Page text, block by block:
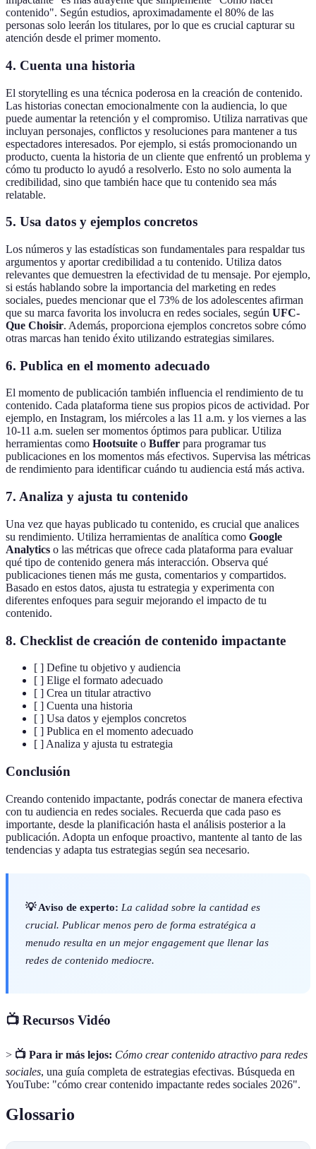
contenido". Según estudios, aproximadamente el 80% de las
personas solo leerán los titulares, por lo que es crucial capturar su
atención desde el primer momento.
4. Cuenta una historia
El storytelling es una técnica poderosa en la creación de contenido.
Las historias conectan emocionalmente con la audiencia, lo que
puede aumentar la retención y el compromiso. Utiliza narrativas que
incluyan personajes, conflictos y resoluciones para mantener a tus
espectadores interesados. Por ejemplo, si estás promocionando un
producto, cuenta la historia de un cliente que enfrentó un problema y
cómo tu producto lo ayudó a resolverlo. Esto no solo aumenta la
credibilidad, sino que también hace que tu contenido sea más
relatable.
5. Usa datos y ejemplos concretos
Los números y las estadísticas son fundamentales para respaldar tus
argumentos y aportar credibilidad a tu contenido. Utiliza datos
relevantes que demuestren la efectividad de tu mensaje. Por ejemplo,
si estás hablando sobre la importancia del marketing en redes
sociales, puedes mencionar que el 73% de los adolescentes afirman
que su marca favorita los involucra en redes sociales, según UFC-
Que Choisir. Además, proporciona ejemplos concretos sobre cómo
otras marcas han tenido éxito utilizando estrategias similares.
6. Publica en el momento adecuado
El momento de publicación también influencia el rendimiento de tu
contenido. Cada plataforma tiene sus propios picos de actividad. Por
ejemplo, en Instagram, los miércoles a las 11 a.m. y los viernes a las
10-11 a.m. suelen ser momentos óptimos para publicar. Utiliza
herramientas como Hootsuite o Buffer para programar tus
publicaciones en los momentos más efectivos. Supervisa las métricas
de rendimiento para identificar cuándo tu audiencia está más activa.
7. Analiza y ajusta tu contenido
Una vez que hayas publicado tu contenido, es crucial que analices
su rendimiento. Utiliza herramientas de analítica como Google
Analytics o las métricas que ofrece cada plataforma para evaluar
qué tipo de contenido genera más interacción. Observa qué
publicaciones tienen más me gusta, comentarios y compartidos.
Basado en estos datos, ajusta tu estrategia y experimenta con
diferentes enfoques para seguir mejorando el impacto de tu
contenido.
8. Checklist de creación de contenido impactante
[ ] Define tu objetivo y audiencia
[ ] Elige el formato adecuado
[ ] Crea un titular atractivo
[ ] Cuenta una historia
[ ] Usa datos y ejemplos concretos
[ ] Publica en el momento adecuado
[ ] Analiza y ajusta tu estrategia
Conclusión
Creando contenido impactante, podrás conectar de manera efectiva
con tu audiencia en redes sociales. Recuerda que cada paso es
importante, desde la planificación hasta el análisis posterior a la
publicación. Adopta un enfoque proactivo, mantente al tanto de las
tendencias y adapta tus estrategias según sea necesario.
💡 Aviso de experto: La calidad sobre la cantidad es
crucial. Publicar menos pero de forma estratégica a
menudo resulta en un mejor engagement que llenar las
redes de contenido mediocre.
📺 Recursos Vidéo
> 📺 Para ir más lejos: Cómo crear contenido atractivo para redes
sociales, una guía completa de estrategias efectivas. Búsqueda en
YouTube: "cómo crear contenido impactante redes sociales 2026".
Glossario